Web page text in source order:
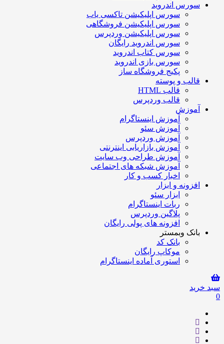
سورس اندروید
سورس اپلیکیشن تاکسی یاب
سورس اپلیکیشن فروشگاهی
سورس اپلیکیشن وردپرس
سورس اندروید رایگان
سورس کتاب اندروید
سورس بازی اندروید
پکیج فروشگاه ساز
قالب و پوسته
قالب HTML
قالب وردپرس
آموزش
آموزش اینستاگرام
آموزش سئو
آموزش وردپرس
آموزش بازاریابی اینترنتی
آموزش طراحی وب سایت
آموزش شبکه های اجتماعی
اخبار کسب و کار
افزونه و ابزار
ابزار سئو
ربات اینستاگرام
پلاگین وردپرس
افزونه های پولی رایگان
بانک وبمستر
بانک کد
موکاپ رایگان
استوری آماده اینستاگرام
سبد خرید
0